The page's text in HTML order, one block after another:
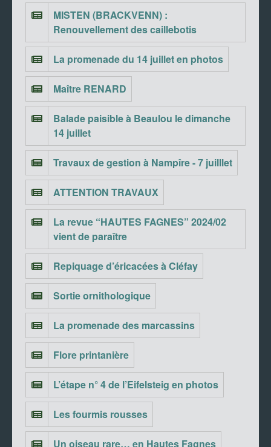
MISTEN (BRACKVENN) :
Renouvellement des caillebotis
La promenade du 14 juillet en photos
Maître RENARD
Balade paisible à Beaulou le dimanche
14 juillet
Travaux de gestion à Nampîre - 7 juilllet
ATTENTION TRAVAUX
La revue “HAUTES FAGNES” 2024/02
vient de paraître
Repiquage d’éricacées à Cléfay
Sortie ornithologique
La promenade des marcassins
Flore printanière
L’étape n° 4 de l’Eifelsteig en photos
Les fourmis rousses
Un oiseau rare… en Hautes Fagnes